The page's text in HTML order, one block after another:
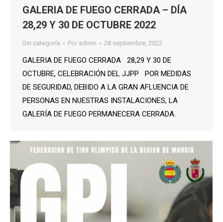
GALERIA DE FUEGO CERRADA – DÍA
28,29 Y 30 DE OCTUBRE 2022
Sin categoría Por admin 28 septiembre, 2022
GALERIA DE FUEGO CERRADA 28,29 Y 30 DE
OCTUBRE, CELEBRACIÓN DEL JJPP POR MEDIDAS
DE SEGURIDAD, DEBIDO A LA GRAN AFLUENCIA DE
PERSONAS EN NUESTRAS INSTALACIONES, LA
GALERÍA DE FUEGO PERMANECERA CERRADA.